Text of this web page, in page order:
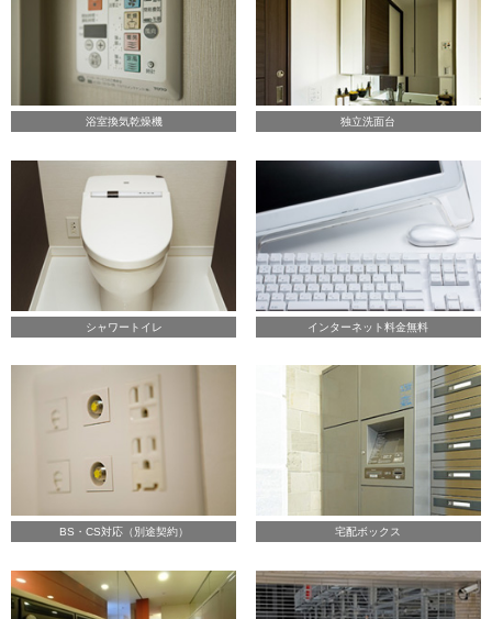
浴室換気乾燥機 独立洗面台
シャワートイレ インターネット料金無料
BS・CS対応（別途契約） 宅配ボックス